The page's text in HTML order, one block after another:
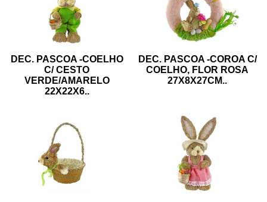
DEC. PASCOA -COELHO
C/ CESTO
VERDE/AMARELO
22X22X6..
DEC. PASCOA -COROA C/
COELHO, FLOR ROSA
27X8X27CM..